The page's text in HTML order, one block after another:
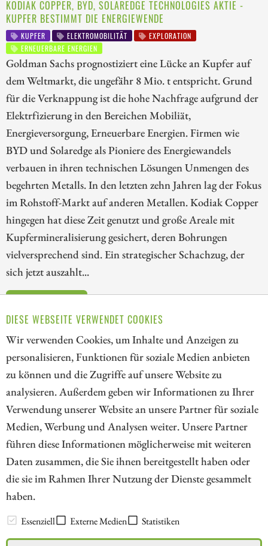
DIESE WEBSEITE VERWENDET COOKIES
Wir verwenden Cookies, um Inhalte und Anzeigen zu
personalisieren, Funktionen für soziale Medien anbieten
zu können und die Zugriffe auf unsere Website zu
analysieren. Außerdem geben wir Informationen zu Ihrer
Verwendung unserer Website an unsere Partner für soziale
Medien, Werbung und Analysen weiter. Unsere Partner
führen diese Informationen möglicherweise mit weiteren
Daten zusammen, die Sie ihnen bereitgestellt haben oder
die sie im Rahmen Ihrer Nutzung der Dienste gesammelt
haben.
Essenziell Externe Medien Statistiken
KODIAK COPPER, BYD, SOLAREDGE TECHNOLOGIES AKTIE -
KUPFER BESTIMMT DIE ENERGIEWENDE
KUPFER ELEKTROMOBILITÄT
EXPLORATION
ERNEUERBARE ENERGIEN
Goldman Sachs prognostiziert eine Lücke an Kupfer auf
dem Weltmarkt, die ungefähr 8 Mio. t entspricht. Grund
für die Verknappung ist die hohe Nachfrage aufgrund der
Elektrfizierung in den Bereichen Mobiliät,
Energieversorgung, Erneuerbare Energien. Firmen wie
BYD und Solaredge als Pioniere des Energiewandels
verbauen in ihren technischen Lösungen Unmengen des
begehrten Metalls. In den letzten zehn Jahren lag der Fokus
im Rohstoff-Markt auf anderen Metallen. Kodiak Copper
hingegen hat diese Zeit genutzt und große Areale mit
Kupfermineralisierung gesichert, deren Bohrungen
vielversprechend sind. Ein strategischer Schachzug, der
sich jetzt auszahlt...
1
// kapitalerhoehungen.de - © 2026 - Die Informationsplattform für
Investoren und Unternehmen rund um Kapitalerhöhung, Kapitalmarkt
und Unternehmensfinanzierung
LEXIKON